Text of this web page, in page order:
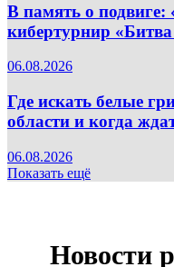
В память о подвиге:
кибертурнир
06.08.2026
Где искать белые
области и когда
06.08.2026
Показать ещё